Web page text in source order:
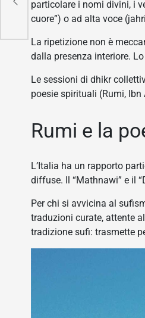
particolare i nomi divini, i
cuore”) o ad alta voce
La ripetizione non è
dalla presenza interiore.
Le sessioni di dhikr
poesie spirituali (Rumi,
Rumi e la
L’Italia ha un rapporto
diffuse. Il “Mathnawi” e il
Per chi si avvicina al
traduzioni curate, attente
tradizione sufi: trasmette